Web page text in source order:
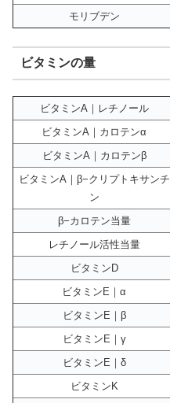
モリブデン
ビタミンの量
ビタミンA｜レチノール
ビタミンA｜カロテンα
ビタミンA｜カロテンβ
ビタミンA｜β−クリプトキサンチ
ン
β−カロテン当量
レチノール活性当量
ビタミンD
ビタミンE｜α
ビタミンE｜β
ビタミンE｜γ
ビタミンE｜δ
ビタミンK